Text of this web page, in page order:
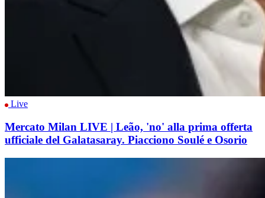
Live
Mercato Milan LIVE | Leão, 'no' alla prima offerta
ufficiale del Galatasaray. Piacciono Soulé e Osorio